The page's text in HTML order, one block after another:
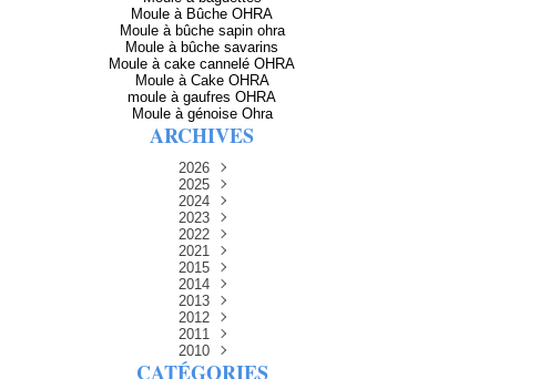
Moule à Bûche OHRA
Moule à bûche sapin ohra
Moule à bûche savarins
Moule à cake cannelé OHRA
Moule à Cake OHRA
moule à gaufres OHRA
Moule à génoise Ohra
ARCHIVES
2026
Avril
(2)
Mars
(3)
Février(8)
Janvier(5)
2025
Décembre
Novembre
Octobre
Septembre
Août
(4)
Juillet(7)
Juin
(4)
Mai
(7)
Avril
(10)
Mars
(6)
Février(8)
2024
Décembre
Novembre
Octobre(13)
Septembre
Août
(9)
Juillet
(11)
Juin
(8)
Mai
(9)
Avril
(12)
Mars(12)
2023
Décembre
Novembre
Octobre(15)
Septembre
Août
(15)
Juillet
(15)
Juin
(15)
Mai (15)
Avril(15)
2022
Décembre
Novembre
Octobre(15)
Septembre
Août
(9)
Juillet
(12)
Juin
(7)
Mai(9)
2021
Décembre
Novembre
Octobre(14)
Septembre
Août
(8)
Juillet
(16)
Juin(11)
2015
Décembre
Juin
(1)
Mai
(1)
Mars
(2)
Février(7)
Janvier(4)
2014
Décembre
Novembre
Octobre(13)
Septembre
Août(1)
2013
Décembre
Novembre
Octobre(12)
Septembre(21)
2012
Décembre
Novembre
Octobre(30)
2011
Décembre
Novembre(30)
2010
Décembre(27)
CATÉGORIES